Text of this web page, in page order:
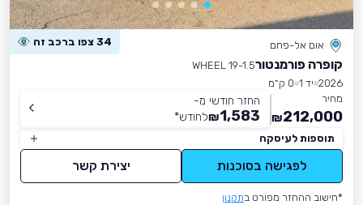
אום אל-פחם 34 צפו ברכב זה
קופרה פורמנטורWHEEL 19-1.5
2026 יד 1
0 ק״מ
מחיר
212,000
₪
החזר חודשי מ-
1,583
₪לחודש*
תוספות לעיסקה
לפגישה בסוכנות יצירת קשר
*חישוב ההחזר מפורט בתקנון